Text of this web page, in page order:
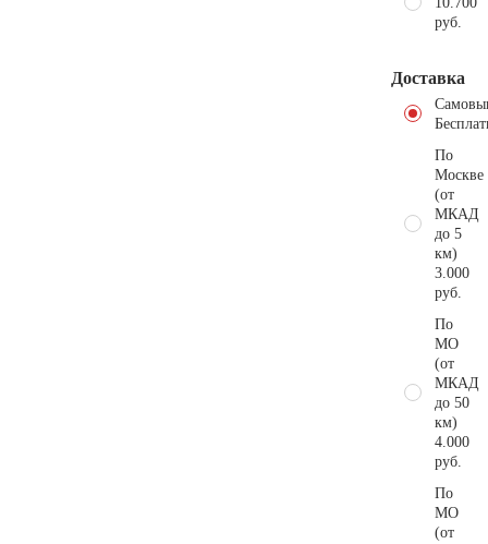
руб.
Доставка
По
Москве
(от
МКАД
до 5
км)
3.000
руб.
По
МО
(от
МКАД
до 50
км)
4.000
руб.
По
МО
(от